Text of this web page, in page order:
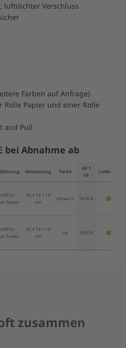
luftdichter Verschluss
Farben auf Anfrage)
Rolle Papier und einer Rolle
and Pull
bei Abnahme ab
Abmessung Farbe
ab 1
VE
Lieferbar
für
Sealer
26 × 14 × 10
cm
schwarz 74,00 €
für
Sealer
26 × 14 × 10
cm
rot 74,00 €
zusammen